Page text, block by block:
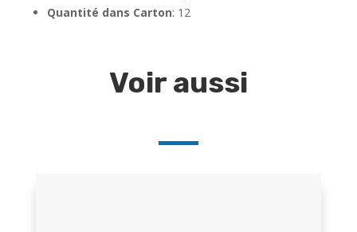
Quantité dans Carton: 12
Voir aussi